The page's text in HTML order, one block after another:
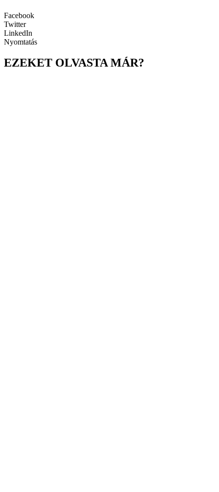
Facebook
Twitter
LinkedIn
Nyomtatás
EZEKET OLVASTA MÁR?